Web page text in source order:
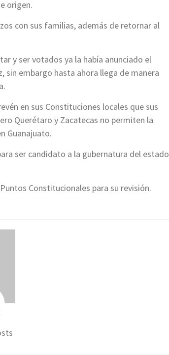
origen.
con sus familias, además de retornar al
y ser votados ya la había anunciado el
sin embargo hasta ahora llega de manera
en sus Constituciones locales que sus
Querétaro y Zacatecas no permiten la
Guanajuato.
ser candidato a la gubernatura del estado
Constitucionales para su revisión.